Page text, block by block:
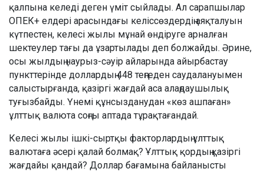
қалпына келеді деген үміт сыйлады. Ал сарапшылар
ОПЕК+ елдері арасындағы келіссөздердің аяқталуын
күтпестен, келесі жылы мұнай өндіруге арналған
шектеулер тағы да ұзартылады деп болжайды. Әрине,
осы жылдың наурыз-сәуір айларында айырбастау
пункттерінде доллардың 448 теңгеден саудалануымен
салыстырғанда, қазіргі жағдай аса алаңдаушылық
туғызбайды. Үнемі құнсызданудан «көз ашпаған»
ұлттық валюта соңғы аптада тұрақтағандай.
Келесі жылы ішкі-сыртқы факторлардың ұлттық
валютаға әсері қалай болмақ? Ұлттық қордың қазіргі
жағдайы қандай? Доллар бағамына байланысты